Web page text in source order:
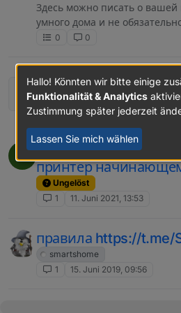
Здесь можно писать о вашей
умного дома и не
0 0
Melde dich an, um
T посоветуйте какой
принтер
Ungelöst
1
11. Juni 2021, 13:53
правила https://t.me/
smartshome
1
15. Juni 2019, 09:56
Hallo! Könnten wir bitte einige
Funktionalität & Analytics
Zustimmung später jederzeit
Lassen Sie mich wählen